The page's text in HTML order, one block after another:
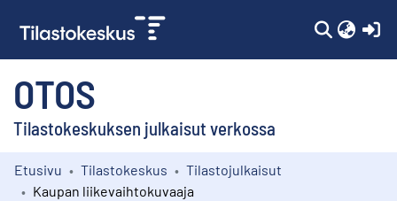
OTOS
Tilastokeskuksen julkaisut verkossa
Kokoelmat
Etusivu Tilastokeskus
Tilastojulkaisut
Kaupan liikevaihtokuvaaja